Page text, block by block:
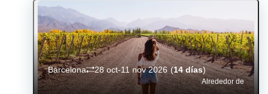
Alrededor de
Barcelona 28 oct-11 nov 2026(14 días)